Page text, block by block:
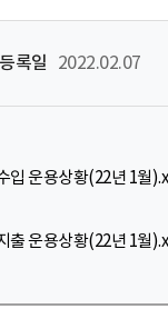
등록일 2022.02.07
입 운용상황(22년 1월
출 운용상황(22년 1월